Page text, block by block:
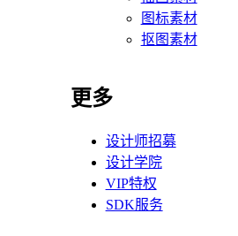
图标素材
抠图素材
更多
设计师招募
设计学院
VIP特权
SDK服务